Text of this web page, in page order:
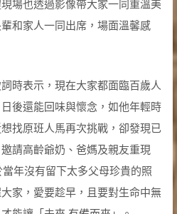
場也透過影像帶大家一同重溫美
和家人一同出席，場面溫馨感
時表示，現在大家都面臨百歲人
後還能回味與懷念，如他年輕時
找原班人馬再次挑戰，卻發現已
請高齡爺奶、爸媽及親友重現
年沒有留下太多父母珍貴的照
家，愛要趁早，且要對生命中無